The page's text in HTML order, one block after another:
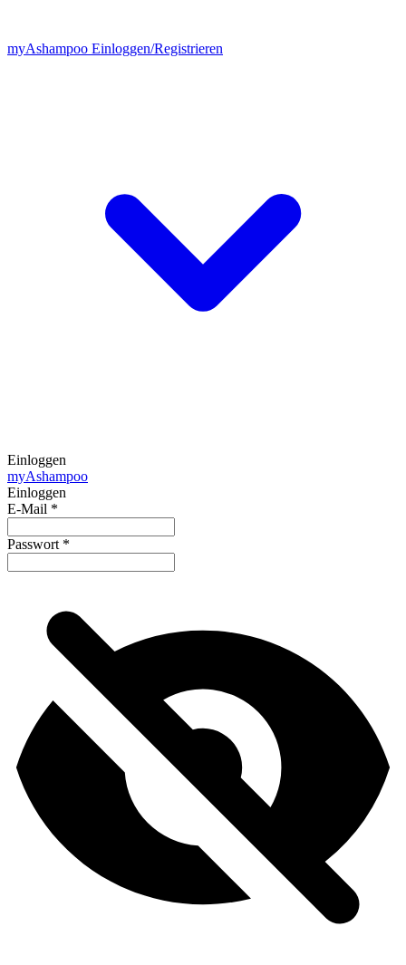
myAshampoo Einloggen/Registrieren
Einloggen
myAshampoo
Einloggen
E-Mail *
Passwort *